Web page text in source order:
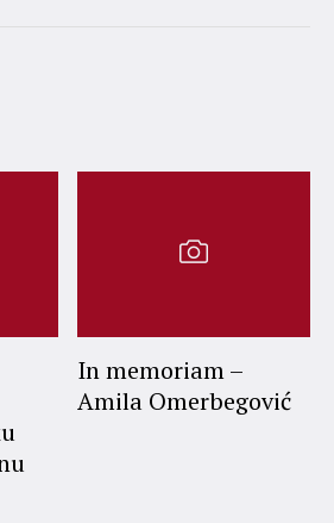
In memoriam –
Amila Omerbegović